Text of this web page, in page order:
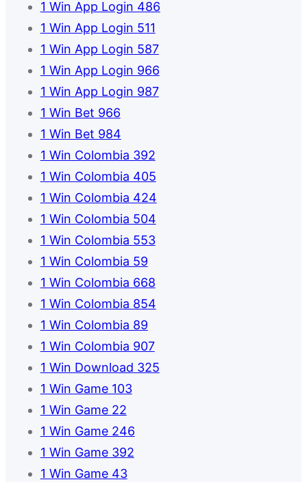
1 Win App Login 486
1 Win App Login 511
1 Win App Login 587
1 Win App Login 966
1 Win App Login 987
1 Win Bet 966
1 Win Bet 984
1 Win Colombia 392
1 Win Colombia 405
1 Win Colombia 424
1 Win Colombia 504
1 Win Colombia 553
1 Win Colombia 59
1 Win Colombia 668
1 Win Colombia 854
1 Win Colombia 89
1 Win Colombia 907
1 Win Download 325
1 Win Game 103
1 Win Game 22
1 Win Game 246
1 Win Game 392
1 Win Game 43